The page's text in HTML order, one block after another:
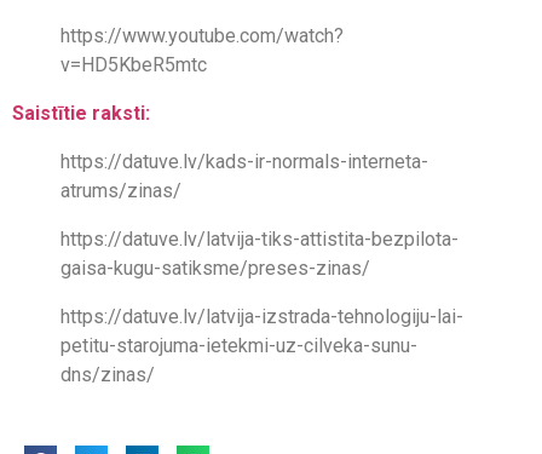
https://www.youtube.com/watch?
v=HD5KbeR5mtc
Saistītie raksti:
https://datuve.lv/kads-ir-normals-interneta-
atrums/zinas/
https://datuve.lv/latvija-tiks-attistita-bezpilota-
gaisa-kugu-satiksme/preses-zinas/
https://datuve.lv/latvija-izstrada-tehnologiju-lai-
petitu-starojuma-ietekmi-uz-cilveka-sunu-
dns/zinas/